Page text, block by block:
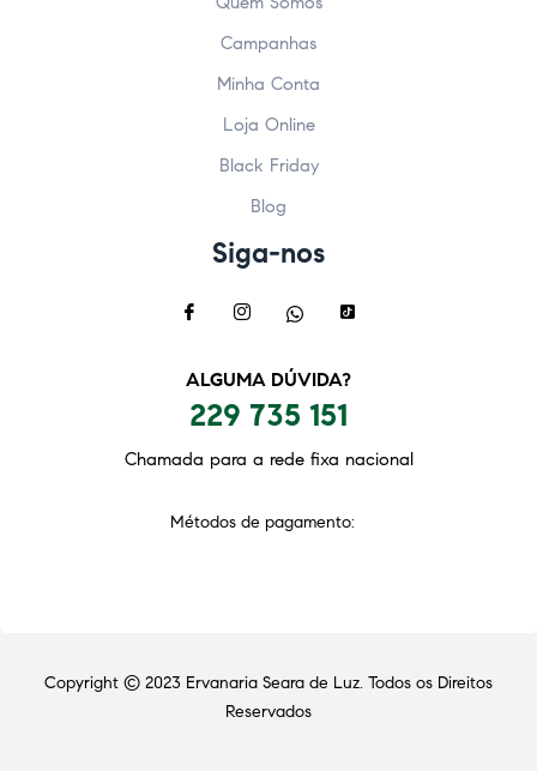
Campanhas
Minha Conta
Loja Online
Black Friday
Blog
Siga-nos
ALGUMA DÚVIDA?
229 735 151
Chamada para a rede fixa nacional
Métodos de pagamento:
Copyright © 2023 Ervanaria Seara de Luz. Todos os Direitos
Reservados